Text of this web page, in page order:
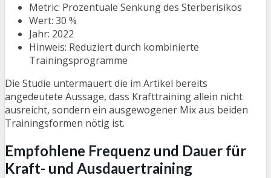
Metric: Prozentuale Senkung des Sterberisikos
Wert: 30 %
Jahr: 2022
Hinweis: Reduziert durch kombinierte
Trainingsprogramme
Die Studie untermauert die im Artikel bereits
angedeutete Aussage, dass Krafttraining allein nicht
ausreicht, sondern ein ausgewogener Mix aus beiden
Trainingsformen nötig ist.
Empfohlene Frequenz und Dauer für
Kraft- und Ausdauertraining